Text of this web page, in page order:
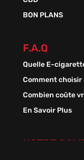
BON PLANS
F.A.Q
Quelle E-
Comment
Combien coûte
En Savoir Plus
NOTRE